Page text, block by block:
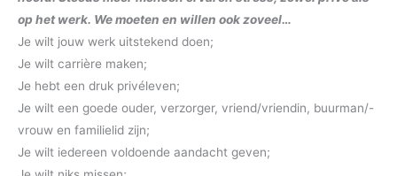
op het werk. We moeten en willen ook zoveel…
Je wilt jouw werk uitstekend doen;
Je wilt carrière maken;
Je hebt een druk privéleven;
Je wilt een goede ouder, verzorger, vriend/vriendin, buurman/-
vrouw en familielid zijn;
Je wilt iedereen voldoende aandacht geven;